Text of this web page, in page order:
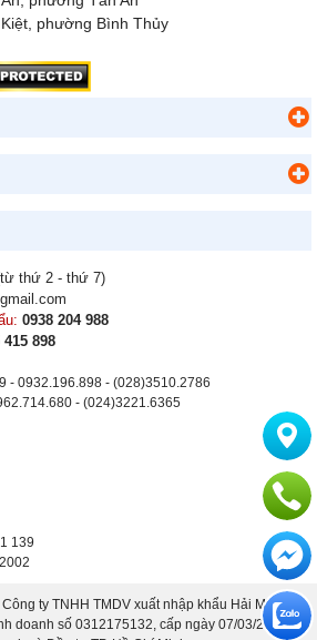
phường Bình Thủy
thứ 2 - thứ 7)
0938 204 988
415 898
- 0932.196.898 - (028)3510.2786
- (024)3221.6365
139
ty TNHH TMDV xuất nhập khẩu Hải Minh.
doanh số 0312175132, cấp ngày 07/03/2013 bởi